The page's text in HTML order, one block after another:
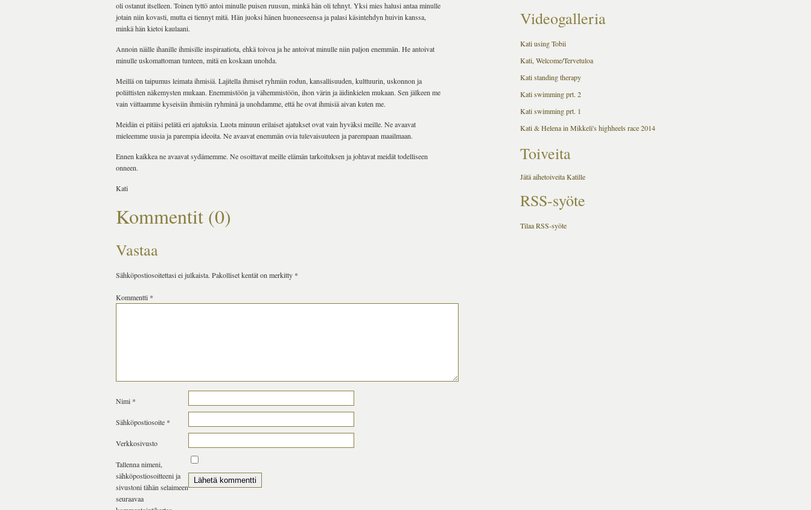
oli ostanut itselleen. Toinen tyttö antoi minulle puisen ruusun, minkä hän oli tehnyt. Yksi mies halusi antaa minulle
jotain niin kovasti, mutta ei tiennyt mitä. Hän juoksi hänen huoneeseensa ja palasi käsintehdyn huivin kanssa,
minkä hän kietoi kaulaani.
Annoin näille ihanille ihmisille inspiraatiota, ehkä toivoa ja he antoivat minulle niin paljon enemmän. He antoivat
minulle uskomattoman tunteen, mitä en koskaan unohda.
Meillä on taipumus leimata ihmisiä. Lajitella ihmiset ryhmiin rodun, kansallisuuden, kulttuurin, uskonnon ja
poliittisten näkemysten mukaan. Enemmistöön ja vähemmistöön, ihon värin ja äidinkielen mukaan. Sen jälkeen me
vain viittaamme kyseisiin ihmisiin ryhminä ja unohdamme, että he ovat ihmisiä aivan kuten me.
Meidän ei pitäisi pelätä eri ajatuksia. Luota minuun erilaiset ajatukset ovat vain hyväksi meille. Ne avaavat
mieleemme uusia ja parempia ideoita. Ne avaavat enemmän ovia tulevaisuuteen ja parempaan maailmaan.
Ennen kaikkea ne avaavat sydämemme. Ne osoittavat meille elämän tarkoituksen ja johtavat meidät todelliseen
onneen.
Kati
Kommentit (0)
Vastaa
Sähköpostiosoitettasi ei julkaista. Pakolliset kentät on merkitty *
Kommentti *
Nimi *
Sähköpostiosoite *
Verkkosivusto
Tallenna nimeni,
sähköpostiosoitteeni ja
sivustoni tähän selaimeen
seuraavaa
Videogalleria
Kati using Tobii
Kati, Welcome/Tervetuloa
Kati standing therapy
Kati swimming prt. 2
Kati swimming prt. 1
Kati & Helena in Mikkeli's highheels race 2014
Toiveita
Jätä aihetoiveita Katille
RSS-syöte
Tilaa RSS-syöte